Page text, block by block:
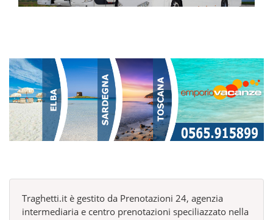
Traghetti.it è gestito da Prenotazioni 24, agenzia
intermediaria e centro prenotazioni speciliazzato nella